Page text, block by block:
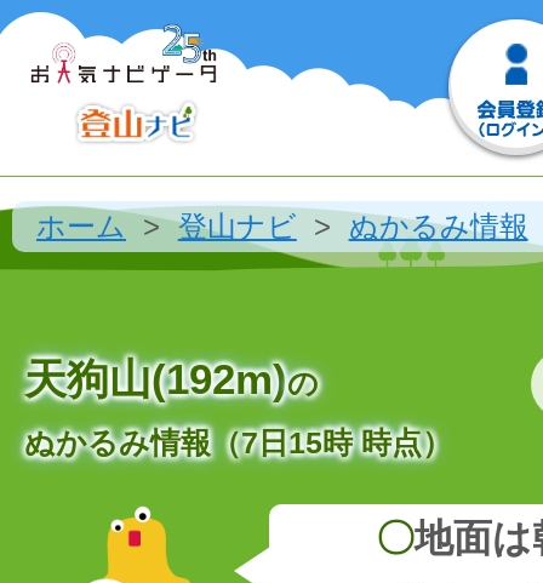
ホーム 登山ナビ ぬかるみ情報
天狗山(192m)の
ぬかるみ情報（7日15時 時点）
〇地面